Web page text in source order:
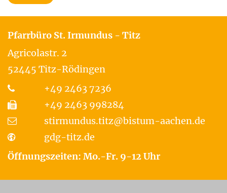
Pfarrbüro St. Irmundus - Titz
Agricolastr. 2
52445 Titz-Rödingen
+49 2463 7236
+49 2463 998284
stirmundus.titz@bistum-aachen.de
gdg-titz.de
Öffnungszeiten: Mo.-Fr. 9-12 Uhr